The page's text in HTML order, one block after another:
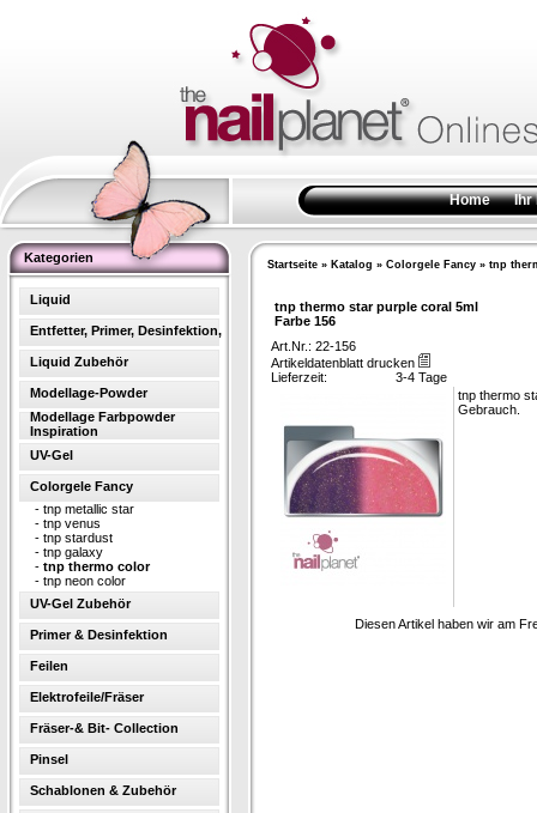
Home Ihr
Kategorien
Liquid
Entfetter, Primer, Desinfektion,
Liquid Zubehör
Modellage-Powder
Modellage Farbpowder
Inspiration
UV-Gel
Colorgele Fancy
- tnp metallic star
- tnp venus
- tnp stardust
- tnp galaxy
- tnp thermo color
- tnp neon color
UV-Gel Zubehör
Primer & Desinfektion
Feilen
Elektrofeile/Fräser
Fräser-& Bit- Collection
Pinsel
Schablonen & Zubehör
Startseite » Katalog » Colorgele Fancy » tnp
tnp thermo star purple coral 5ml
Farbe 156
Art.Nr.: 22-156
Artikeldatenblatt drucken
Lieferzeit:
3-4 Tage
tnp thermo
Gebrauch.
Diesen Artikel haben wir am